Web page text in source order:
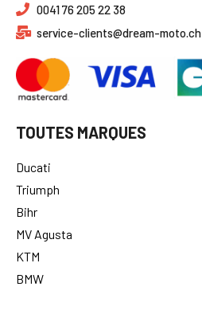
0041 76 205 22 38
service-clients@dream-moto.ch
TOUTES MARQUES
Ducati
Triumph
Bihr
MV Agusta
KTM
BMW